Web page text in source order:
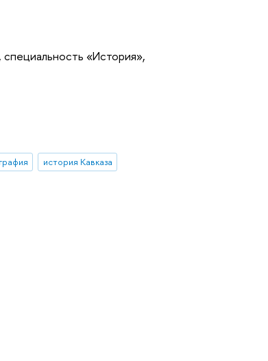
«История»,
история Кавказа